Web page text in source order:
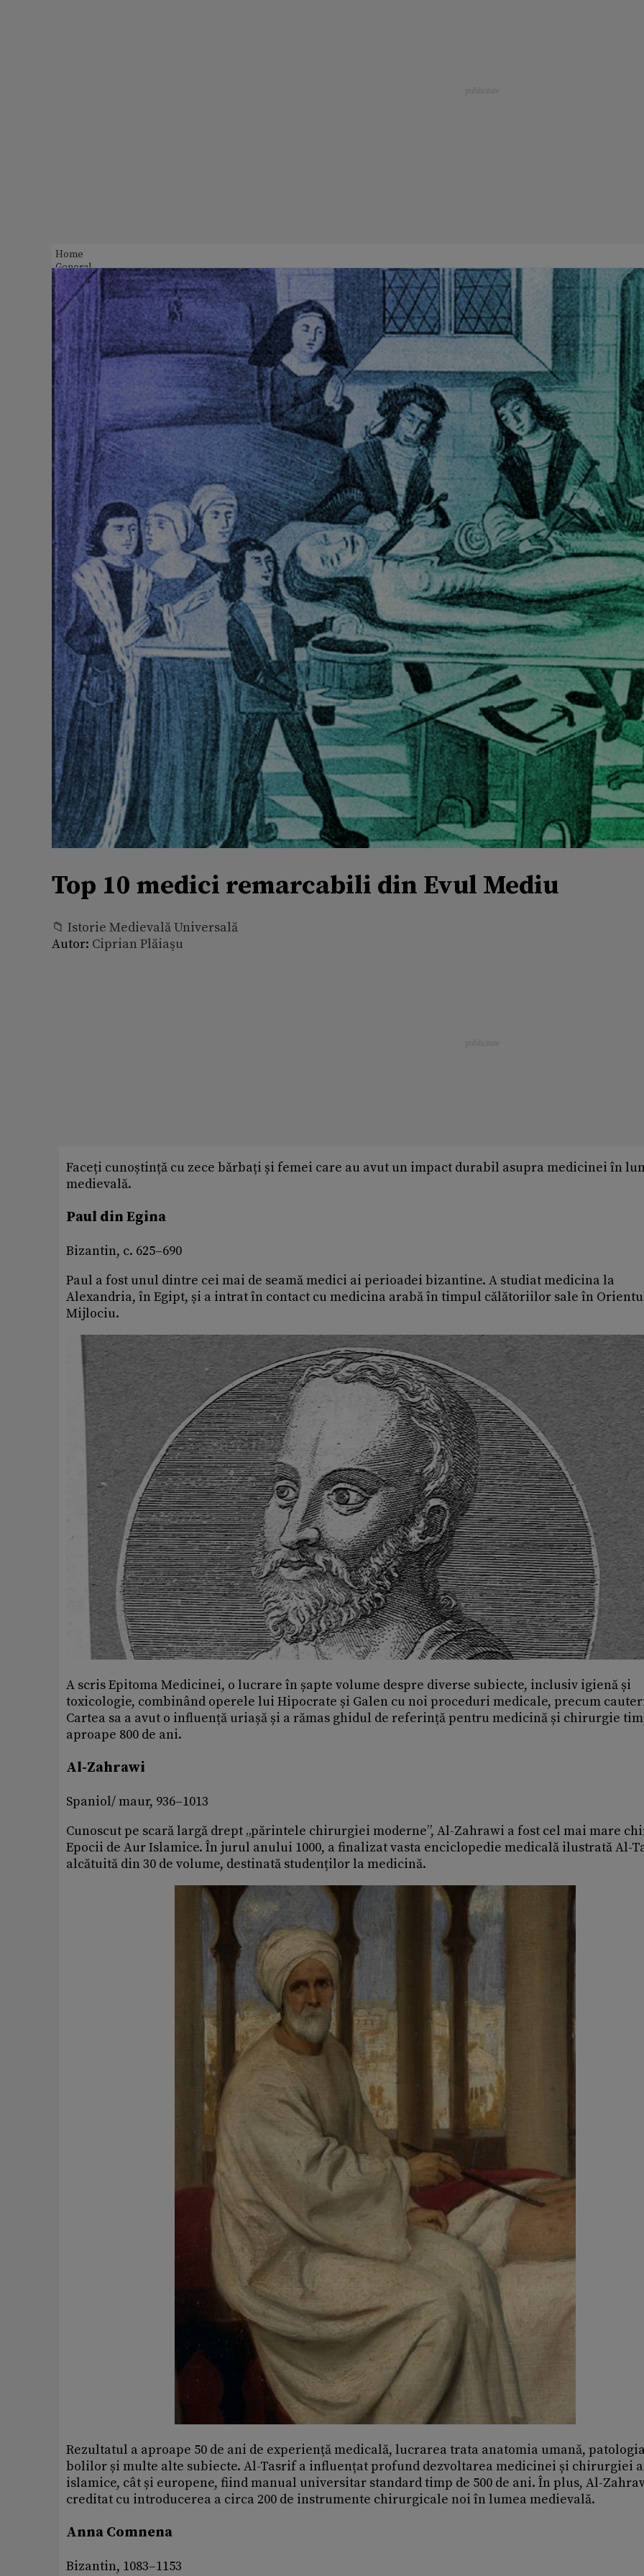
Home
General
Top 10 medici remarcabili din Evul Mediu
📁 Istorie Medievală Universală
Autor: Ciprian Plăiaşu
Faceți cunoștință cu zece bărbați și femei care au avut un impact durabil asupra medicinei în
medievală.
Paul din Egina
Bizantin, c. 625–690
Paul a fost unul dintre cei mai de seamă medici ai perioadei bizantine. A studiat medicina la
Alexandria, în Egipt, și a intrat în contact cu medicina arabă în timpul călătoriilor sale în
Mijlociu.
A scris Epitoma Medicinei, o lucrare în șapte volume despre diverse subiecte, inclusiv igienă și
toxicologie, combinând operele lui Hipocrate și Galen cu noi proceduri medicale, precum
Cartea sa a avut o influență uriașă și a rămas ghidul de referință pentru medicină și chirurgie
aproape 800 de ani.
Al-Zahrawi
Spaniol/ maur, 936–1013
Cunoscut pe scară largă drept „părintele chirurgiei moderne”, Al-Zahrawi a fost cel mai mare
Epocii de Aur Islamice. În jurul anului 1000, a finalizat vasta enciclopedie medicală ilustrată Al-
alcătuită din 30 de volume, destinată studenților la medicină.
Rezultatul a aproape 50 de ani de experiență medicală, lucrarea trata anatomia umană,
bolilor și multe alte subiecte. Al-Tasrif a influențat profund dezvoltarea medicinei și chirurgiei
islamice, cât și europene, fiind manual universitar standard timp de 500 de ani. În plus, Al-
creditat cu introducerea a circa 200 de instrumente chirurgicale noi în lumea medievală.
Anna Comnena
Bizantin, 1083–1153